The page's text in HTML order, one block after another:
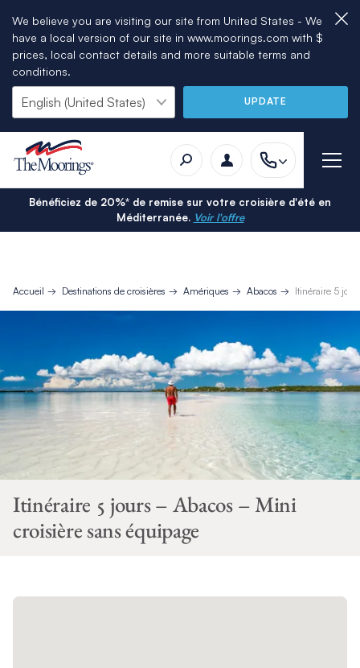
We believe you are visiting our site from United States - We
have a local version of our site in www.moorings.com with $
prices, local contact details and more suitable terms and
conditions.
UPDATE
Bénéficiez de 20%* de remise sur votre croisière d'été en
Méditerranée. Voir l'offre
Accueil Destinations de croisières Amériques Abacos Itinéraire 5
Itinéraire 5 jours – Abacos – Mini
croisière sans équipage